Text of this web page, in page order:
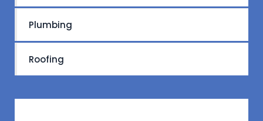
Plumbing
Roofing